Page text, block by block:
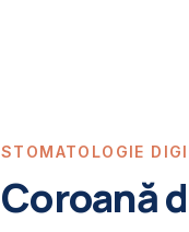
STOMATOLOGIE
Coroană